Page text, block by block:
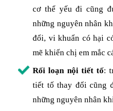
cơ thể yếu đi cũng
những nguyên nhân
đổi, vi khuẩn có hại
mẽ khiến chị em mắc
Rối loạn nội tiết tố:
tiết tố thay đổi cũng
những nguyên nhân